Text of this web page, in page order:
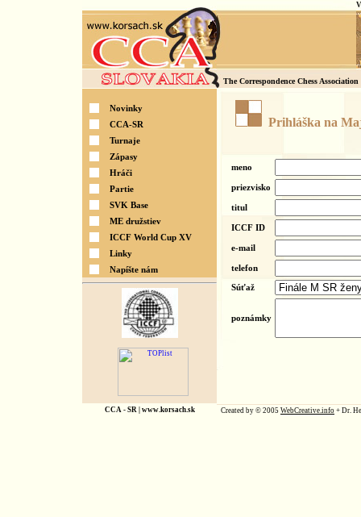
The Correspondence Chess
Novinky
CCA-SR
Turnaje
Zápasy
Hráči
Partie
SVK Base
ME družstiev
ICCF World Cup XV
Linky
Napíšte nám
Prihláška na
meno
priezvisko
titul
ICCF ID
e-mail
telefon
Súťaž
poznámky
CCA - SR | www.korsach.sk Created by © 2005 WebCreative.info + Dr.